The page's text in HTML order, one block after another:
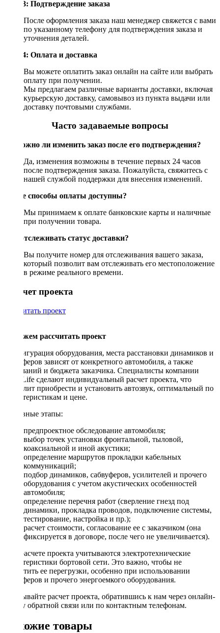
Шаг 3: Подтверждение заказа
После оформления заказа наш менеджер свяжется с вами
по указанному телефону для подтверждения заказа и
уточнения деталей.
Шаг 4: Оплата и доставка
Вы можете оплатить заказ онлайн на сайте или выбрать
оплату при получении.
Мы предлагаем различные варианты доставки, включая
курьерскую доставку, самовывоз из пункта выдачи или
доставку почтовыми службами.
Часто задаваемые вопросы
Возможно ли изменить заказ после его подтверждения?
Да, изменения возможны в течение первых 24 часов
после подтверждения заказа. Пожалуйста, свяжитесь с
нашей службой поддержки для внесения изменений.
Какие способы оплаты доступны?
Мы принимаем к оплате банковские карты и наличные
при получении товара.
Как отслеживать статус доставки?
Вы получите номер для отслеживания вашего заказа,
который позволит вам отслеживать его местоположение
в режиме реального времени.
Рассчет проекта
Рассчитать проект
Поможем рассчитать проект
Конфигурация оборудования, места расстановки динамиков и
сабвуферов зависят от конкретного автомобиля, а также
пожеланий и бюджета заказчика. Специалисты компании
DriveLife сделают индивидуальный расчет проекта, что
позволит приобрести и установить автозвук, оптимальный по
характеристикам и цене.
Основные этапы:
предпроектное обследование автомобиля;
выбор точек установки фронтальной, тыловой,
коаксиальной и иной акустики;
определение маршрутов прокладки кабельных
коммуникаций;
подбор динамиков, сабвуферов, усилителей и прочего
оборудования с учетом акустических особенностей
автомобиля;
определение перечня работ (сверление гнезд под
динамики, прокладка проводов, подключение системы,
тестирование, настройка и пр.);
расчет стоимости, согласование ее с заказчиком (она
фиксируется в договоре, после чего не увеличивается).
При расчете проекта учитываются электротехнические
характеристики бортовой сети. Это важно, чтобы не
допустить ее перегрузки, особенно при использовании
сабвуферов и прочего энергоемкого оборудования.
Заказывайте расчет проекта, обратившись к нам через онлайн-
форму обратной связи или по контактным телефонам.
Похожие товары